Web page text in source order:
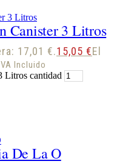
Canister 3 Litros
17,01 €.15,05 €El
Incluido
Litros cantidad
De La O